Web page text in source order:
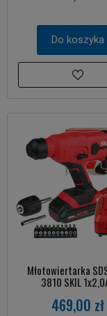
Do koszyka
Młotowiertarka
3810 SKIL
469,00 zł